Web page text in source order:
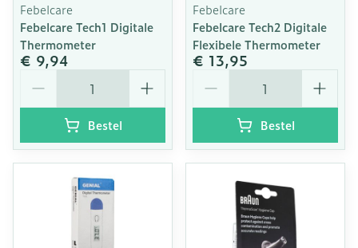
Febelcare
Febelcare Tech1 Digitale
Thermometer
€ 9,94
Bestel
Febelcare
Febelcare Tech2 Digitale
Flexibele Thermometer
€ 13,95
Bestel